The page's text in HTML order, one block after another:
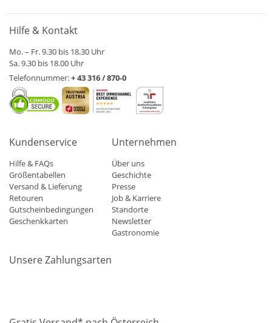
Hilfe & Kontakt
Mo. – Fr. 9.30 bis 18.30 Uhr
Sa. 9.30 bis 18.00 Uhr
Telefonnummer:+ 43 316 / 870-0
Kundenservice
Hilfe & FAQs
Größentabellen
Versand & Lieferung
Retouren
Gutscheinbedingungen
Geschenkkarten
Unternehmen
Über uns
Geschichte
Presse
Job & Karriere
Standorte
Newsletter
Gastronomie
Unsere Zahlungsarten